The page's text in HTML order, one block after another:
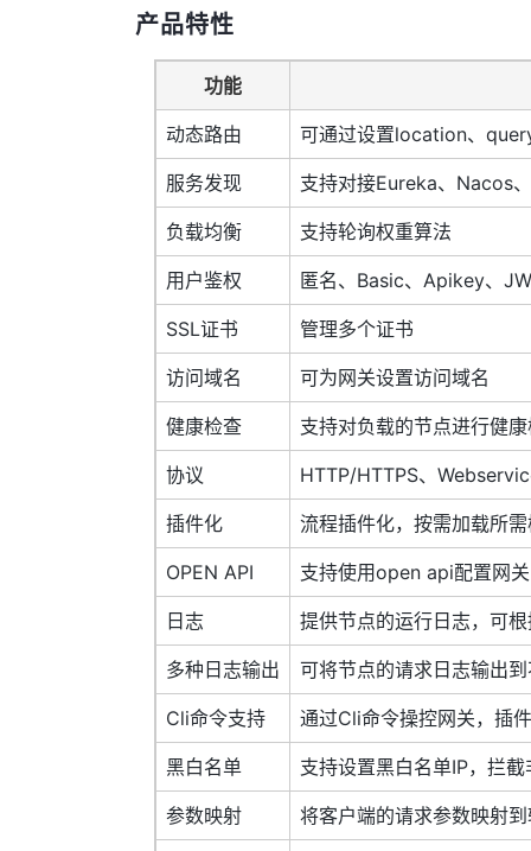
产品特性
功能
动态路由 可通过设置location、
服务发现 支持对接Eureka、Nacos
负载均衡 支持轮询权重算法
用户鉴权 匿名、Basic、Apikey、
SSL证书 管理多个证书
访问域名 可为网关设置访问域名
健康检查 支持对负载的节点进行健
协议 HTTP/HTTPS、
插件化 流程插件化，按需加载所
OPEN API 支持使用open api配置网关
日志 提供节点的运行日志，可
多种日志输出 可将节点的请求日志输出
Cli命令支持 通过Cli命令操控网关，插
黑白名单 支持设置黑白名单IP，拦截
参数映射 将客户端的请求参数映射